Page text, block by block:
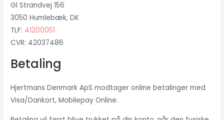
Gl Strandvej 156
3050 Humlebæk, DK
TLF: 41200051
CVR: 42037486
Betaling
Hjertmans Denmark ApS modtager online betalinger med
Visa/Dankort, Mobilepay Online.